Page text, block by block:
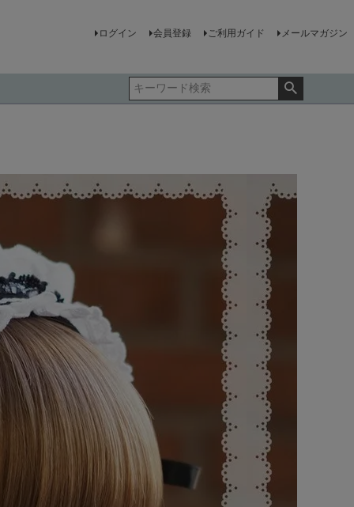
ログイン 会員登録 ご利用ガイド メールマガジン